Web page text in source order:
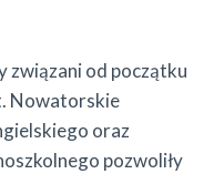
związani od początku
Nowatorskie
oraz
pozwoliły